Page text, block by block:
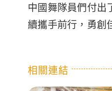
中國舞隊員們付出
續攜手前行，勇創
相關連結